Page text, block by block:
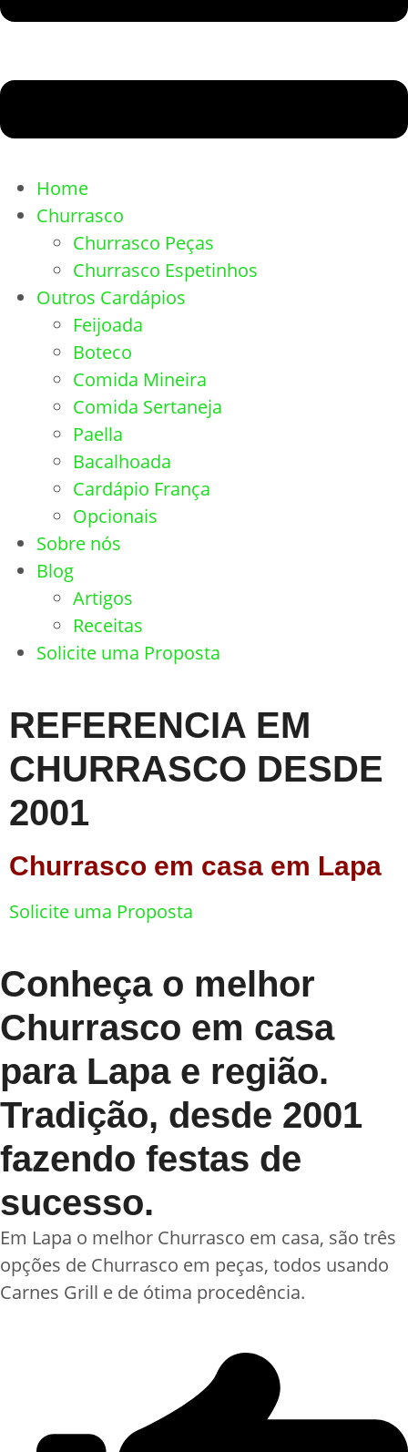
Home
Churrasco
Churrasco Peças
Churrasco Espetinhos
Outros Cardápios
Feijoada
Boteco
Comida Mineira
Comida Sertaneja
Paella
Bacalhoada
Cardápio França
Opcionais
Sobre nós
Blog
Artigos
Receitas
Solicite uma Proposta
REFERENCIA EM
CHURRASCO DESDE
2001
Churrasco em casa em Lapa
Solicite uma Proposta
Conheça o melhor
Churrasco em casa
para Lapa e região.
Tradição, desde 2001
fazendo festas de
sucesso.
Em Lapa o melhor Churrasco em casa, são três
opções de Churrasco em peças, todos usando
Carnes Grill e de ótima procedência.